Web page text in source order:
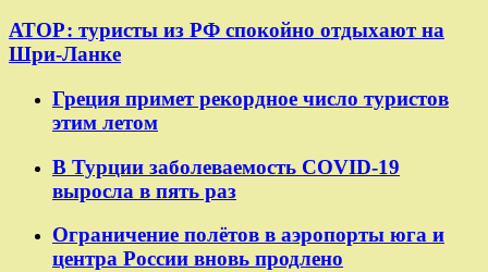
АТОР: туристы из РФ спокойно отдыхают на
Шри-Ланке
Греция примет рекордное число туристов
этим летом
В Турции заболеваемость COVID-19
выросла в пять раз
Ограничение полётов в аэропорты юга и
центра России вновь продлено